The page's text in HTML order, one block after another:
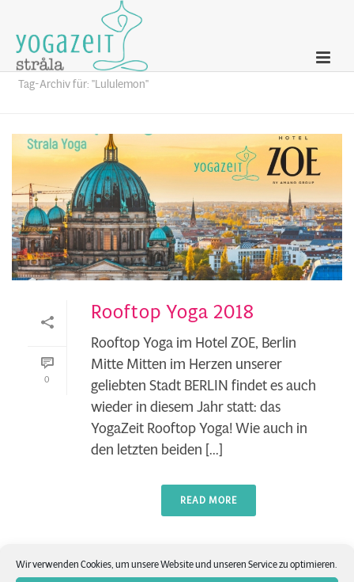
Wir verwenden Cookies, um unsere Website und unseren Service zu optimieren.
Archives
Tag-Archiv für: "Lululemon"
0
Rooftop Yoga 2018
Rooftop Yoga im Hotel ZOE, Berlin
Mitte Mitten im Herzen unserer
geliebten Stadt BERLIN findet es auch
wieder in diesem Jahr statt: das
YogaZeit Rooftop Yoga! Wie auch in
den letzten beiden [...]
READ MORE